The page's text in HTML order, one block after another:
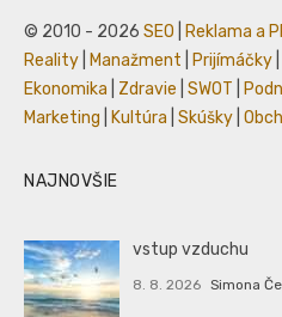
© 2010 - 2026 SEO Reklama a
Reality
Manažment Prijímáčky
Ekonomika
Zdravie SWOT
Marketing
Kultúra Skúšky
NAJNOVŠIE
vstup vzduchu
8. 8. 2026 Simona